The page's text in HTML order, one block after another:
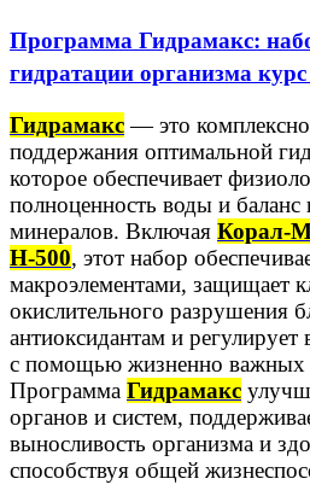
Программа Гидрамакс:
гидратации организма
Гидрамакс — это
поддержания оптимальной
которое обеспечивает
полноценность воды и
минералов. Включая Корал-
Н-500, этот набор
макроэлементами, защищает
окислительного разрушения
антиоксидантам и регулирует
с помощью жизненно важных
Программа Гидрамакс
органов и систем,
выносливость организма и
способствуя общей